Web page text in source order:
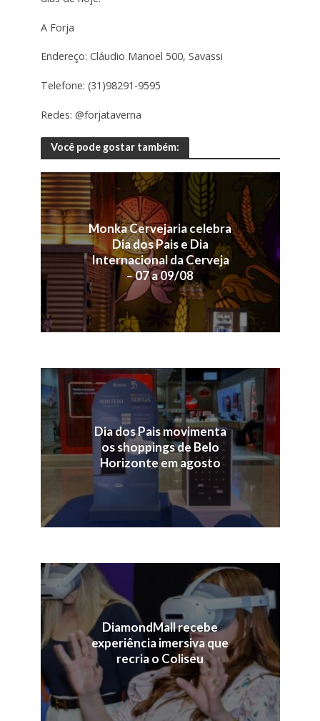
A Forja
Endereço: Cláudio Manoel 500, Savassi
Telefone: (31)98291-9595
Redes: @forjataverna
Você pode gostar também:
Monka Cervejaria celebra
Dia dos Pais e Dia
Internacional da Cerveja
– 07 a 09/08
Dia dos Pais movimenta
os shoppings de Belo
Horizonte em agosto
DiamondMall recebe
experiência imersiva que
recria o Coliseu